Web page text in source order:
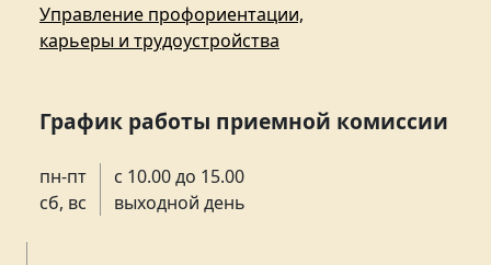
Управление профориентации,
карьеры и трудоустройства
График работы приемной комиссии
пн-пт
сб, вс
с 10.00 до 15.00
выходной день